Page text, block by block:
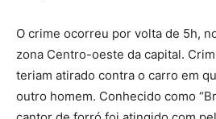
O crime ocorreu por volta de 5h,
zona Centro-oeste da capital.
teriam atirado contra o carro em
outro homem. Conhecido como